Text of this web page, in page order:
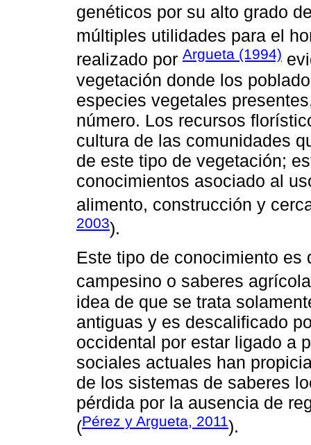
genéticos por su alto grado
múltiples utilidades para el
realizado por Argueta (1994)
vegetación donde los
especies vegetales
número. Los recursos
cultura de las comunidades
de este tipo de vegetación;
conocimientos asociado al
alimento, construcción y
2003).
Este tipo de conocimiento
campesino o saberes
idea de que se trata
antiguas y es descalificado
occidental por estar ligado a
sociales actuales han
de los sistemas de saberes
pérdida por la ausencia de
(Pérez y Argueta, 2011).